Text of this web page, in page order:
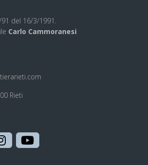
del 16/3/1991.
Carlo Cammoranesi
Rieti